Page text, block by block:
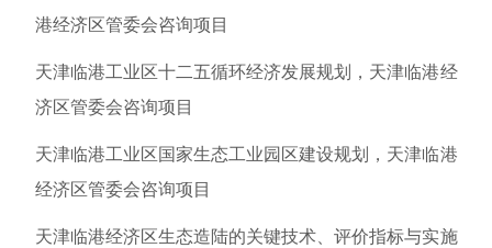
港经济区管委会咨询项目
天津临港工业区十二五循环经济发展规划，天津临港经
济区管委会咨询项目
天津临港工业区国家生态工业园区建设规划，天津临港
经济区管委会咨询项目
天津临港经济区生态造陆的关键技术、评价指标与实施